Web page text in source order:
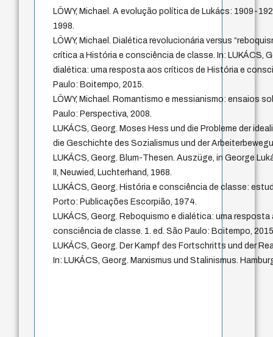
LÖWY, Michael. A evolução política de Lukács: 1909-
1998.
LÖWY, Michael. Dialética revolucionária versus
crítica a História e consciência de classe. In: LUKÁCS,
dialética: uma resposta aos críticos de História e
Paulo: Boitempo, 2015.
LÖWY, Michael. Romantismo e messianismo: ensaios
Paulo: Perspectiva, 2008.
LUKÁCS, Georg. Moses Hess und die Probleme der
die Geschichte des Sozialismus und der
LUKÁCS, Georg. Blum-Thesen. Auszüge, in George
II, Neuwied, Luchterhand, 1968.
LUKÁCS, Georg. História e consciência de classe:
Porto: Publicações Escorpião, 1974.
LUKÁCS, Georg. Reboquismo e dialética: uma
consciência de classe. 1. ed. São Paulo: Boitempo,
LUKÁCS, Georg. Der Kampf des Fortschritts und der
In: LUKÁCS, Georg. Marxismus und Stalinismus.